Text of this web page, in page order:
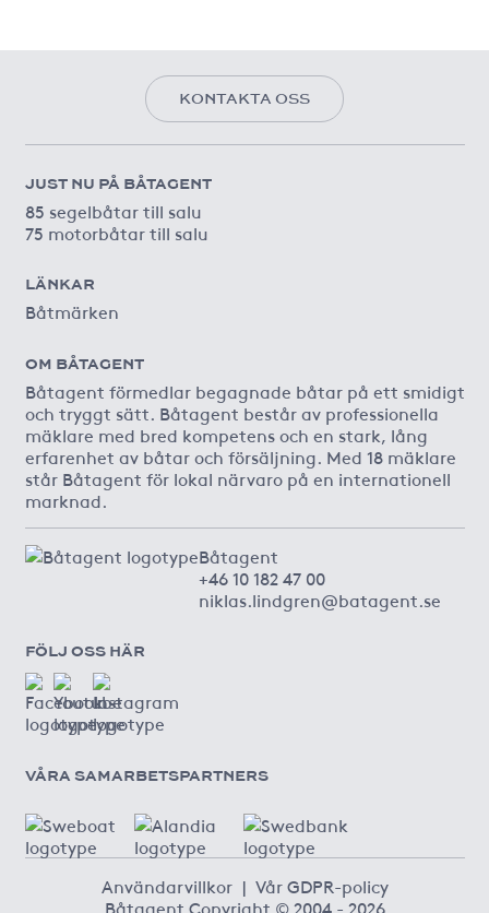
KONTAKTA OSS
JUST NU PÅ BÅTAGENT
85 segelbåtar till salu
75 motorbåtar till salu
LÄNKAR
Båtmärken
OM BÅTAGENT
Båtagent förmedlar begagnade båtar på ett smidigt
och tryggt sätt. Båtagent består av professionella
mäklare med bred kompetens och en stark, lång
erfarenhet av båtar och försäljning. Med 18 mäklare
står Båtagent för lokal närvaro på en internationell
marknad.
Båtagent
+46 10 182 47 00
niklas.lindgren@batagent.se
FÖLJ OSS HÄR
VÅRA SAMARBETSPARTNERS
Användarvillkor | Vår GDPR-policy
Båtagent Copyright © 2004 - 2026